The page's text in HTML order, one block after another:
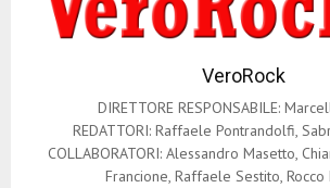
VeroRock
DIRETTORE RESPONSABILE:
REDATTORI: Raffaele Pontrandolfi,
COLLABORATORI: Alessandro Masetto,
Francione, Raffaele Sestito, Rocco